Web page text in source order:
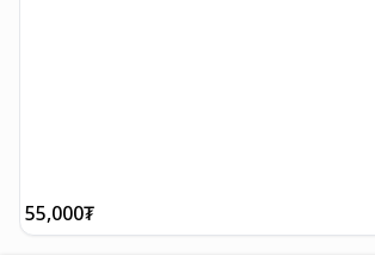
55,000₮